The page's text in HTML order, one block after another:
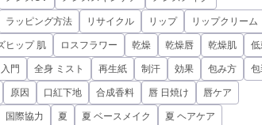
ラッピング方法 リサイクル リップ リップクリーム
ヒップ 肌 ロスフラワー 乾燥 乾燥唇 乾燥肌 低
入門 全身 ミスト 再生紙 制汗 効果 包み方 包
原因 口紅下地 合成香料 唇 日焼け 唇ケア
国際協力 夏 夏 ベースメイク 夏 ヘアケア